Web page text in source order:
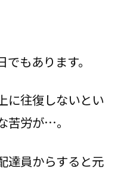
もあります。
に往復しないとい
苦労が…。
達員からすると元